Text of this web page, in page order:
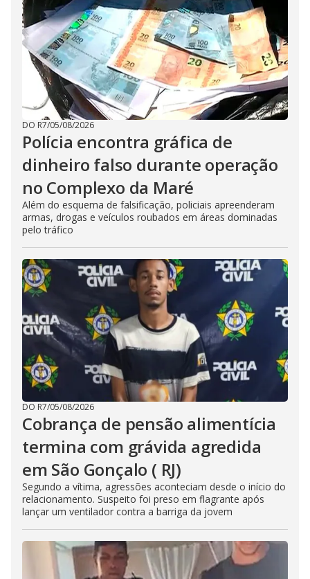
DO R7/05/08/2026
Polícia encontra gráfica de
dinheiro falso durante operação
no Complexo da Maré
Além do esquema de falsificação, policiais apreenderam
armas, drogas e veículos roubados em áreas dominadas
pelo tráfico
DO R7/05/08/2026
Cobrança de pensão alimentícia
termina com grávida agredida
em São Gonçalo ( RJ)
Segundo a vítima, agressões aconteciam desde o início do
relacionamento. Suspeito foi preso em flagrante após
lançar um ventilador contra a barriga da jovem